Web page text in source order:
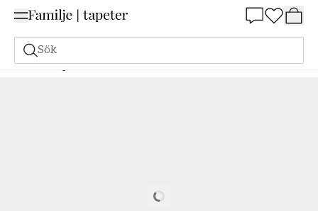
Sök
Målarfärg Beställ utifrån NCS Beställ utifrån NCS 2020-R90B
Loading…